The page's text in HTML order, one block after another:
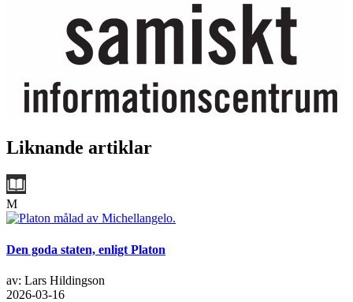
Liknande artiklar
M
Den goda staten, enligt Platon
av: Lars Hildingson
2026-03-16